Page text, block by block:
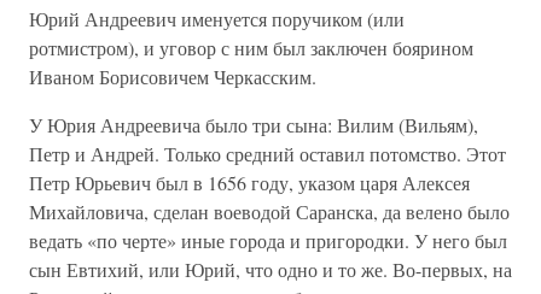
Юрий Андреевич именуется поручиком (или
ротмистром), и уговор с ним был заключен боярином
Иваном Борисовичем Черкасским.
У Юрия Андреевича было три сына: Вилим (Вильям),
Петр и Андрей. Только средний оставил потомство. Этот
Петр Юрьевич был в 1656 году, указом царя Алексея
Михайловича, сделан воеводой Саранска, да велено было
ведать «по черте» иные города и пригородки. У него был
сын Евтихий, или Юрий, что одно и то же. Во-первых, на